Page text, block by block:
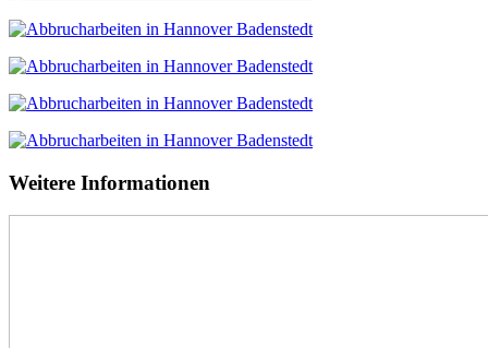
Weitere Informationen